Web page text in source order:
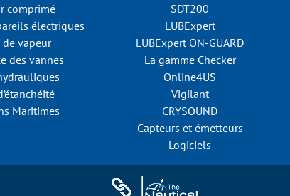
comprimé
électriques
de vapeur
des vannes
Maritimes
SDT200
LUBExpert
LUBExpert ON-GUARD
La gamme Checker
Online4US
Vigilant
CRYSOUND
Capteurs et émetteurs
Logiciels